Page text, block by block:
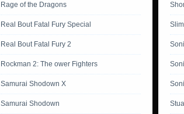
Rage of the Dragons
Real Bout Fatal Fury Special
Real Bout Fatal Fury 2
Rockman 2: The ower Fighters
Samurai Shodown X
Samurai Shodown